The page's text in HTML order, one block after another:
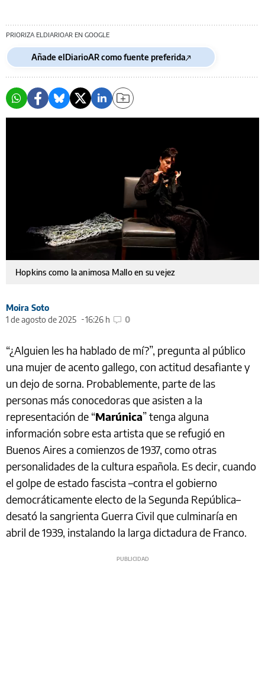
PRIORIZA ELDIARIOAR EN GOOGLE
Añade elDiarioAR como fuente preferida
Hopkins como la animosa Mallo en su vejez
Moira Soto
1 de agosto de 2025
16:26 h 0
“¿Alguien les ha hablado de mí?”, pregunta al público
una mujer de acento gallego, con actitud desafiante y
un dejo de sorna. Probablemente, parte de las
personas más conocedoras que asisten a la
representación de “Marúnica” tenga alguna
información sobre esta artista que se refugió en
Buenos Aires a comienzos de 1937, como otras
personalidades de la cultura española. Es decir, cuando
el golpe de estado fascista –contra el gobierno
democráticamente electo de la Segunda República–
desató la sangrienta Guerra Civil que culminaría en
abril de 1939, instalando la larga dictadura de Franco.